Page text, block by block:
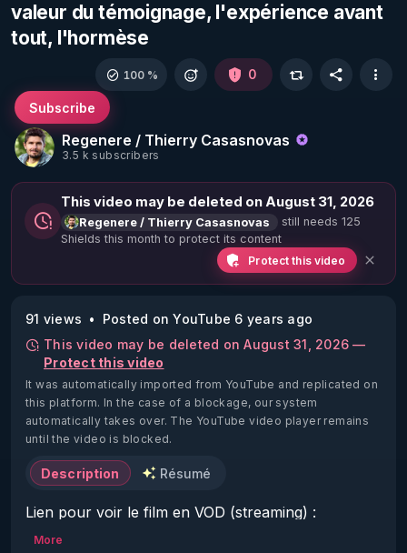
valeur du témoignage, l'expérience avant
tout, l'hormèse
Regenere / Thierry Casasnovas
3.5 k subscribers
Subscribe
100 % 0
This video may be deleted on August 31, 2026
Regenere / Thierry Casasnovas
still needs 125
Shields this month to protect its content
Protect this video
91 views
Posted on YouTube 6 years ago
This video may be deleted on August 31, 2026 —
Protect this video
It was automatically imported from YouTube and replicated on
this platform. In the case of a blockage, our system
automatically takes over. The YouTube video player remains
until the video is blocked.
Description Résumé
https://vimeo.com/ondemand/vivante/379086340
More